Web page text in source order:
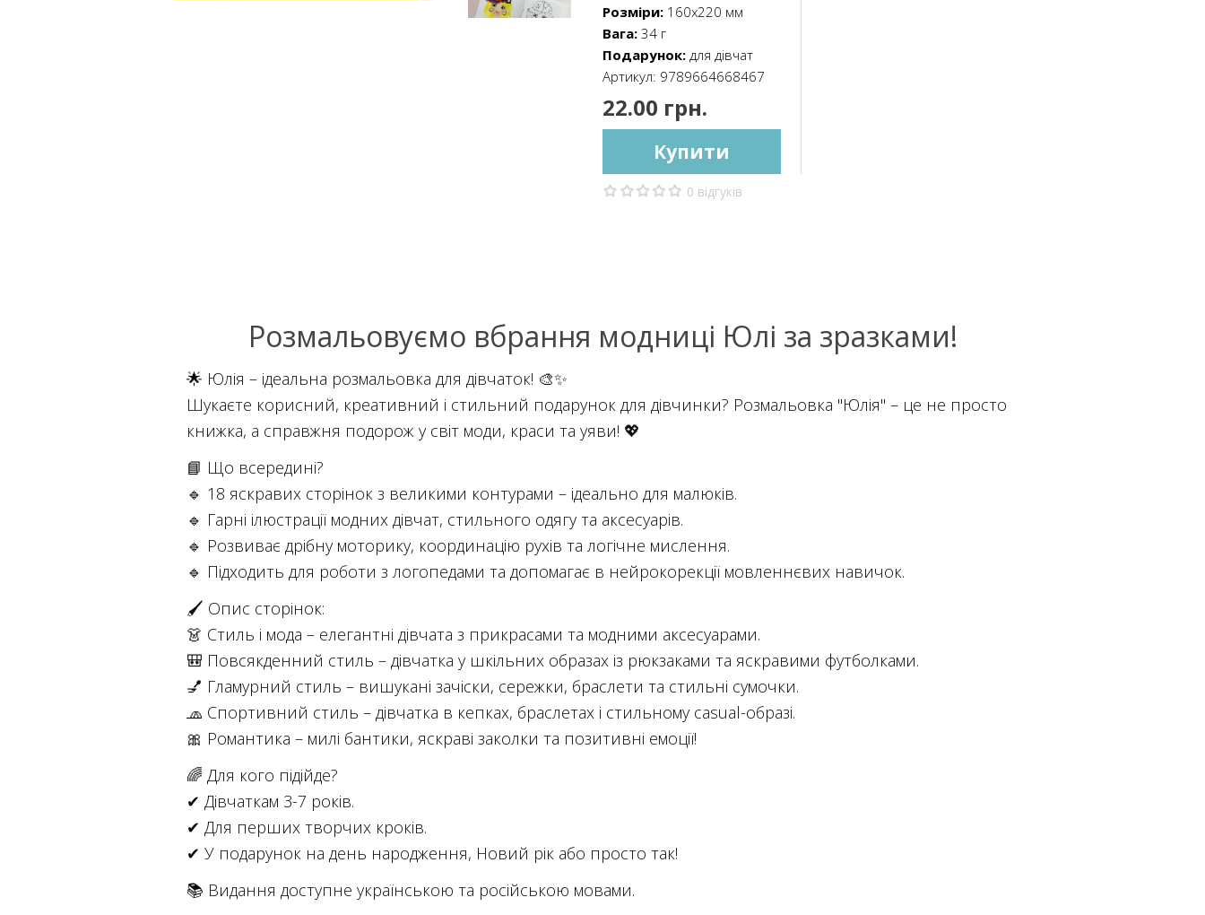
Розміри: 160х220 мм
Вага: 34 г
Подарунок: для дівчат
Артикул: 9789664668467
22.00 грн.
Купити
0 відгуків
Розмальовуємо вбрання модниці Юлі за зразками!
🌟 Юлія – ідеальна розмальовка для дівчаток! 🎨✨
Шукаєте корисний, креативний і стильний подарунок для дівчинки? Розмальовка "Юлія" – це не просто
книжка, а справжня подорож у світ моди, краси та уяви! 💖
📘 Що всередині?
🔹 18 яскравих сторінок з великими контурами – ідеально для малюків.
🔹 Гарні ілюстрації модних дівчат, стильного одягу та аксесуарів.
🔹 Розвиває дрібну моторику, координацію рухів та логічне мислення.
🔹 Підходить для роботи з логопедами та допомагає в нейрокорекції мовленнєвих навичок.
🖌 Опис сторінок:
👗 Стиль і мода – елегантні дівчата з прикрасами та модними аксесуарами.
🎒 Повсякденний стиль – дівчатка у шкільних образах із рюкзаками та яскравими футболками.
💅 Гламурний стиль – вишукані зачіски, сережки, браслети та стильні сумочки.
🧢 Спортивний стиль – дівчатка в кепках, браслетах і стильному casual-образі.
🎀 Романтика – милі бантики, яскраві заколки та позитивні емоції!
🌈 Для кого підійде?
✔ Дівчаткам 3-7 років.
✔ Для перших творчих кроків.
✔ У подарунок на день народження, Новий рік або просто так!
📚 Видання доступне українською та російською мовами.